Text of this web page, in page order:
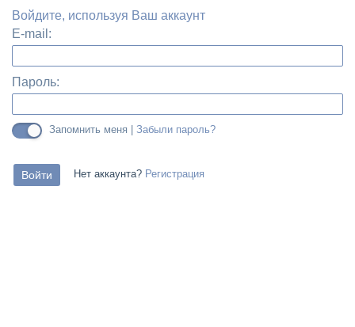
Войдите, используя Ваш аккаунт
E-mail:
Пароль:
Запомнить меня | Забыли пароль?
Нет аккаунта? Регистрация